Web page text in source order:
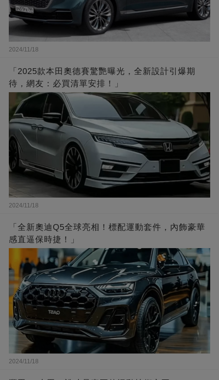
2024/11/18
「2025款本田奧德賽驚艷曝光，全新設計引爆期
待，網友：必買清單安排！」
2024/11/18
「全新奧迪Q5全球亮相！標配運動套件，內飾豪華
感直逼保時捷！」
2024/11/18